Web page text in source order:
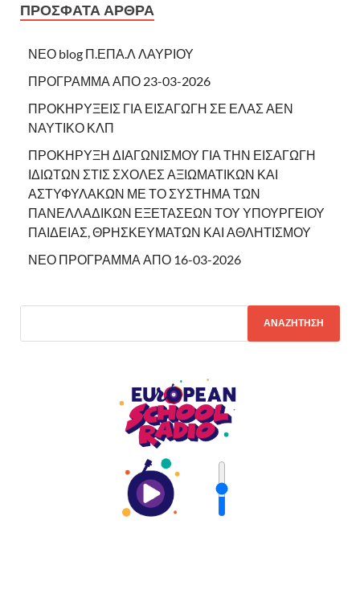
ΠΡΌΣΦΑΤΑ ΆΡΘΡΑ
ΝΕΟ blog Π.ΕΠΑ.Λ ΛΑΥΡΙΟΥ
ΠΡΟΓΡΑΜΜΑ ΑΠΟ 23-03-2026
ΠΡΟΚΗΡΥΞΕΙΣ ΓΙΑ ΕΙΣΑΓΩΓΗ ΣΕ ΕΛΑΣ ΑΕΝ
ΝΑΥΤΙΚΟ ΚΛΠ
ΠΡΟΚΗΡΥΞΗ ΔΙΑΓΩΝΙΣΜΟΥ ΓΙΑ ΤΗΝ ΕΙΣΑΓΩΓΗ
ΙΔΙΩΤΩΝ ΣΤΙΣ ΣΧΟΛΕΣ ΑΞΙΩΜΑΤΙΚΩΝ ΚΑΙ
ΑΣΤΥΦΥΛΑΚΩΝ ΜΕ ΤΟ ΣΥΣΤΗΜΑ ΤΩΝ
ΠΑΝΕΛΛΑΔΙΚΩΝ ΕΞΕΤΑΣΕΩΝ ΤΟΥ ΥΠΟΥΡΓΕΙΟΥ
ΠΑΙΔΕΙΑΣ, ΘΡΗΣΚΕΥΜΑΤΩΝ ΚΑΙ ΑΘΛΗΤΙΣΜΟΥ
ΝΕΟ ΠΡΟΓΡΑΜΜΑ ΑΠΟ 16-03-2026